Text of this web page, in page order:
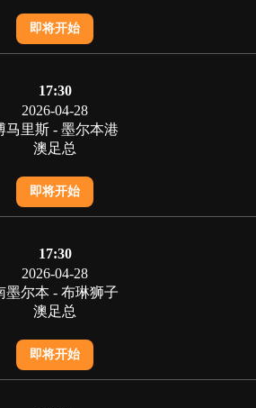
即将开始
17:30
2026-04-28
马里斯 - 墨尔本港
澳足总
即将开始
17:30
2026-04-28
墨尔本 - 布琳狮子
澳足总
即将开始